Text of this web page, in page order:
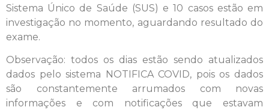
Sistema Único de Saúde (SUS) e 10 casos estão em
investigação no momento, aguardando resultado do
exame.
Observação: todos os dias estão sendo atualizados
dados pelo sistema NOTIFICA COVID, pois os dados
são constantemente arrumados com novas
informações e com notificações que estavam